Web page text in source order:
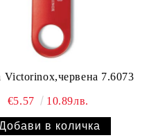
Белачка Victorinox,червена 7.6073
€5.57 10.89лв.